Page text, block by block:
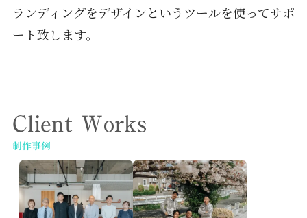
ランディングをデザインというツールを使ってサポ
ート致します。
Client Works
制作事例